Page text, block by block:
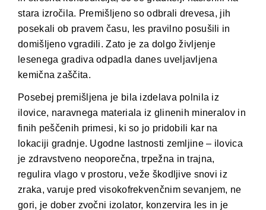
stara izročila. Premišljeno so odbrali drevesa, jih
posekali ob pravem času, les pravilno posušili in
domišljeno vgradili. Zato je za dolgo življenje
lesenega gradiva odpadla danes uveljavljena
kemična zaščita.
Posebej premišljena je bila izdelava polnila iz
ilovice, naravnega materiala iz glinenih mineralov in
finih peščenih primesi, ki so jo pridobili kar na
lokaciji gradnje. Ugodne lastnosti zemljine – ilovica
je zdravstveno neoporečna, trpežna in trajna,
regulira vlago v prostoru, veže škodljive snovi iz
zraka, varuje pred visokofrekvenčnim sevanjem, ne
gori, je dober zvočni izolator, konzervira les in je